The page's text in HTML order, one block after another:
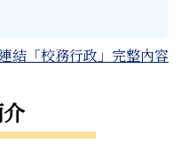
結「校務行政」完整內容